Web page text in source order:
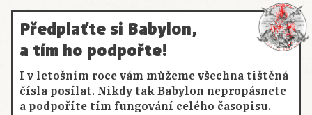
Předplaťte si Babylon,
a tím ho podpořte!
I v letošním roce vám můžeme všechna tištěná
čísla posílat. Nikdy tak Babylon nepropásnete
a podpoříte tím fungování celého časopisu.